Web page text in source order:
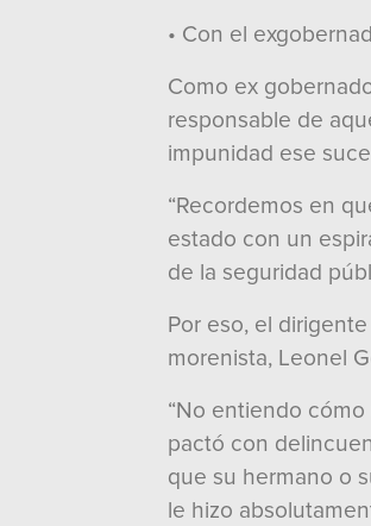
• Con el
Como ex
responsable de
impunidad ese
“Recordemos en
estado con un
de la seguridad
Por eso, el
morenista, Leonel
“No entiendo
pactó con
que su hermano o
le hizo